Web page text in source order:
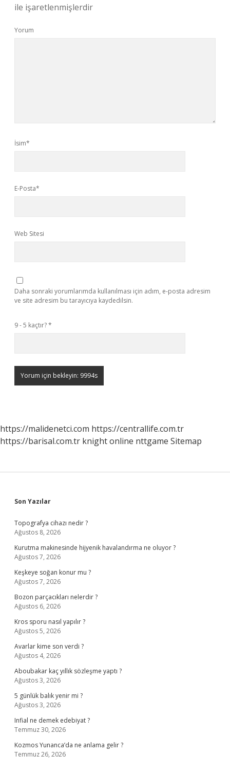
ile işaretlenmişlerdir
Yorum
İsim*
E-Posta*
Web Sitesi
Daha sonraki yorumlarımda kullanılması için adım, e-posta adresim
ve site adresim bu tarayıcıya kaydedilsin.
9 - 5 kaçtır?*
https://malidenetci.com https://centrallife.com.tr
https://barisal.com.tr knight online nttgame Sitemap
Sidebar
Son Yazılar
Topografya cihazı nedir ?
Ağustos 8, 2026
Kurutma makinesinde hijyenik havalandırma ne oluyor ?
Ağustos 7, 2026
Keşkeye soğan konur mu ?
Ağustos 7, 2026
Bozon parçacıkları nelerdir ?
Ağustos 6, 2026
Kros sporu nasıl yapılır ?
Ağustos 5, 2026
Avarlar kime son verdi ?
Ağustos 4, 2026
Aboubakar kaç yıllık sözleşme yaptı ?
Ağustos 3, 2026
5 günlük balık yenir mi ?
Ağustos 3, 2026
Infial ne demek edebiyat ?
Temmuz 30, 2026
Kozmos Yunanca’da ne anlama gelir ?
Temmuz 26, 2026